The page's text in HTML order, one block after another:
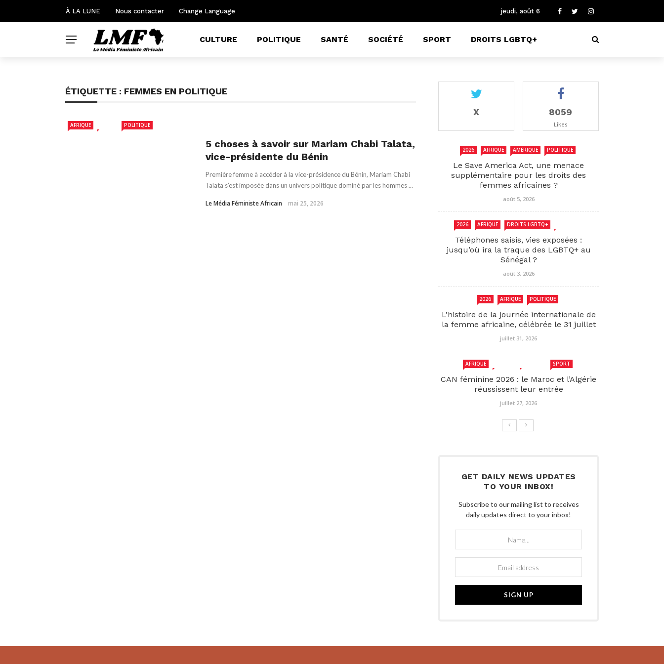
À LA LUNE Nous contacter Change Language jeudi, août 6
CULTURE POLITIQUE SANTÉ SOCIÉTÉ SPORT DROITS LGBTQ+
ÉTIQUETTE : FEMMES EN POLITIQUE
AFRIQUE POLITIQUE
5 choses à savoir sur Mariam Chabi Talata,
vice-présidente du Bénin
Première femme à accéder à la vice-présidence du Bénin, Mariam Chabi
Talata s’est imposée dans un univers politique dominé par les hommes ...
Le Média Féministe Africain mai 25, 2026
X 8059
Likes
2026 AFRIQUE AMÉRIQUE POLITIQUE
Le Save America Act, une menace
supplémentaire pour les droits des
femmes africaines ?
août 5, 2026
2026 AFRIQUE DROITS LGBTQ+
Téléphones saisis, vies exposées :
jusqu’où ira la traque des LGBTQ+ au
Sénégal ?
août 3, 2026
2026 AFRIQUE POLITIQUE
L’histoire de la journée internationale de
la femme africaine, célébrée le 31 juillet
juillet 31, 2026
AFRIQUE SPORT
CAN féminine 2026 : le Maroc et l’Algérie
réussissent leur entrée
juillet 27, 2026
GET DAILY NEWS UPDATES
TO YOUR INBOX!
Subscribe to our mailing list to receives
daily updates direct to your inbox!